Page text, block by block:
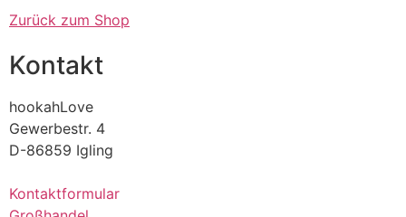
Zurück zum Shop
Kontakt
hookahLove
Gewerbestr. 4
D-86859 Igling
Kontaktformular